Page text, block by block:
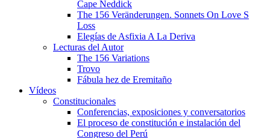
Cape Neddick
The 156 Veränderungen. Sonnets On Love S
Loss
Elegías de Asfixia A La Deriva
Lecturas del Autor
The 156 Variations
Trovo
Fábula hez de Eremitaño
Vídeos
Constitucionales
Conferencias, exposiciones y conversatorios
El proceso de constitución e instalación del
Congreso del Perú